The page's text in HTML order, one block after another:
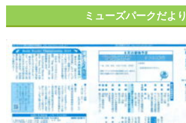
ミューズパークだより